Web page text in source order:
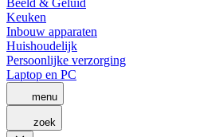
Beeld & Geluid
Keuken
Inbouw apparaten
Huishoudelijk
Persoonlijke verzorging
Laptop en PC
menu
zoek